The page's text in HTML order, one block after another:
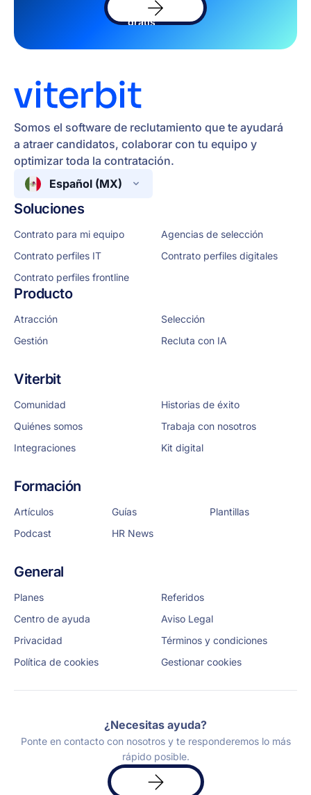
software
gratis
Somos el software de reclutamiento que te ayudará
a atraer candidatos, colaborar con tu equipo y
optimizar toda la contratación.
Español (MX)
Soluciones
Contrato para mi equipo
Agencias de selección
Contrato perfiles IT
Contrato perfiles digitales
Contrato perfiles frontline
Producto
Atracción
Selección
Gestión
Recluta con IA
Viterbit
Comunidad
Historias de éxito
Quiénes somos
Trabaja con nosotros
Integraciones
Kit digital
Formación
Artículos Guías
Plantillas
Podcast
HR News
General
Planes
Referidos
Centro de ayuda
Aviso Legal
Privacidad
Términos y condiciones
Política de cookies
Gestionar cookies
¿Necesitas ayuda?
Ponte en contacto con nosotros y te responderemos lo más
rápido posible.
Solicita
una
demo